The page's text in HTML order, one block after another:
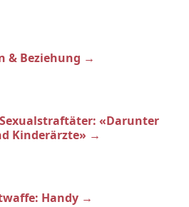
& Beziehung →
«Darunter
Kinderärzte» →
Handy →